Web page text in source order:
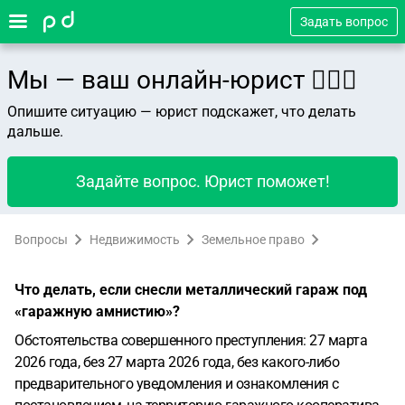
Задать вопрос
Мы — ваш онлайн-юрист 👨🏻‍⚖️
Опишите ситуацию — юрист подскажет, что делать
дальше.
Задайте вопрос. Юрист поможет!
Вопросы Недвижимость Земельное право
Что делать, если снесли металлический гараж под
«гаражную амнистию»?
Обстоятельства совершенного преступления: 27 марта
2026 года, без 27 марта 2026 года, без какого-либо
предварительного уведомления и ознакомления с